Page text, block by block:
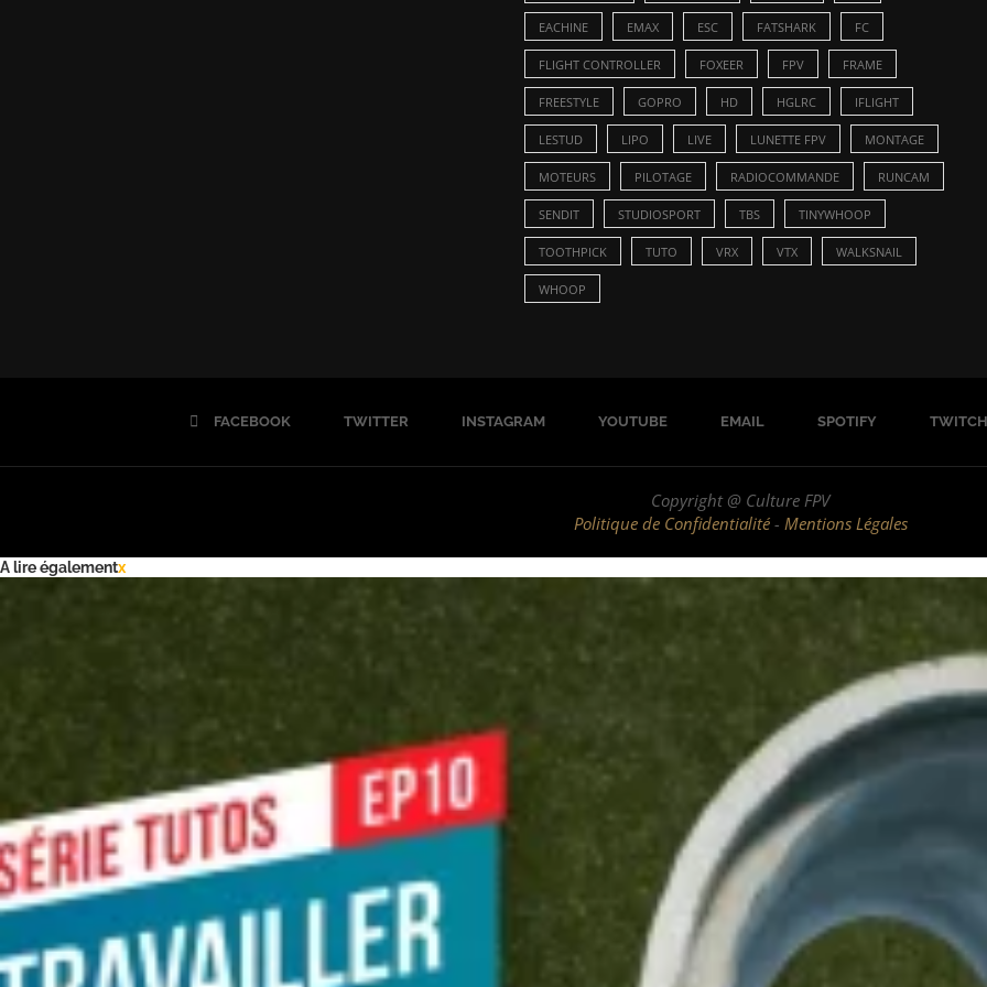
EACHINE EMAX ESC FATSHARK FC
FLIGHT CONTROLLER FOXEER FPV FRAME
FREESTYLE GOPRO HD HGLRC IFLIGHT
LESTUD LIPO LIVE LUNETTE FPV MONTAGE
MOTEURS PILOTAGE RADIOCOMMANDE RUNCAM
SENDIT STUDIOSPORT TBS TINYWHOOP
TOOTHPICK TUTO VRX VTX WALKSNAIL
WHOOP
FACEBOOK TWITTER INSTAGRAM YOUTUBE EMAIL SPOTIFY TWITCH
Copyright @ Culture FPV
Politique de Confidentialité- Mentions Légales
A lire égalementx